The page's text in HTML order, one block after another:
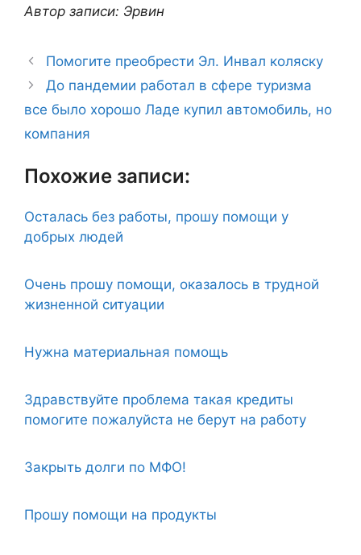
Автор записи: Эрвин
Помогите преобрести Эл. Инвал коляску
До пандемии работал в сфере туризма
все было хорошо Ладе купил автомобиль, но
компания
Похожие записи:
Осталась без работы, прошу помощи у
добрых людей
Очень прошу помощи, оказалось в трудной
жизненной ситуации
Нужна материальная помощь
Здравствуйте проблема такая кредиты
помогите пожалуйста не берут на работу
Закрыть долги по МФО!
Прошу помощи на продукты